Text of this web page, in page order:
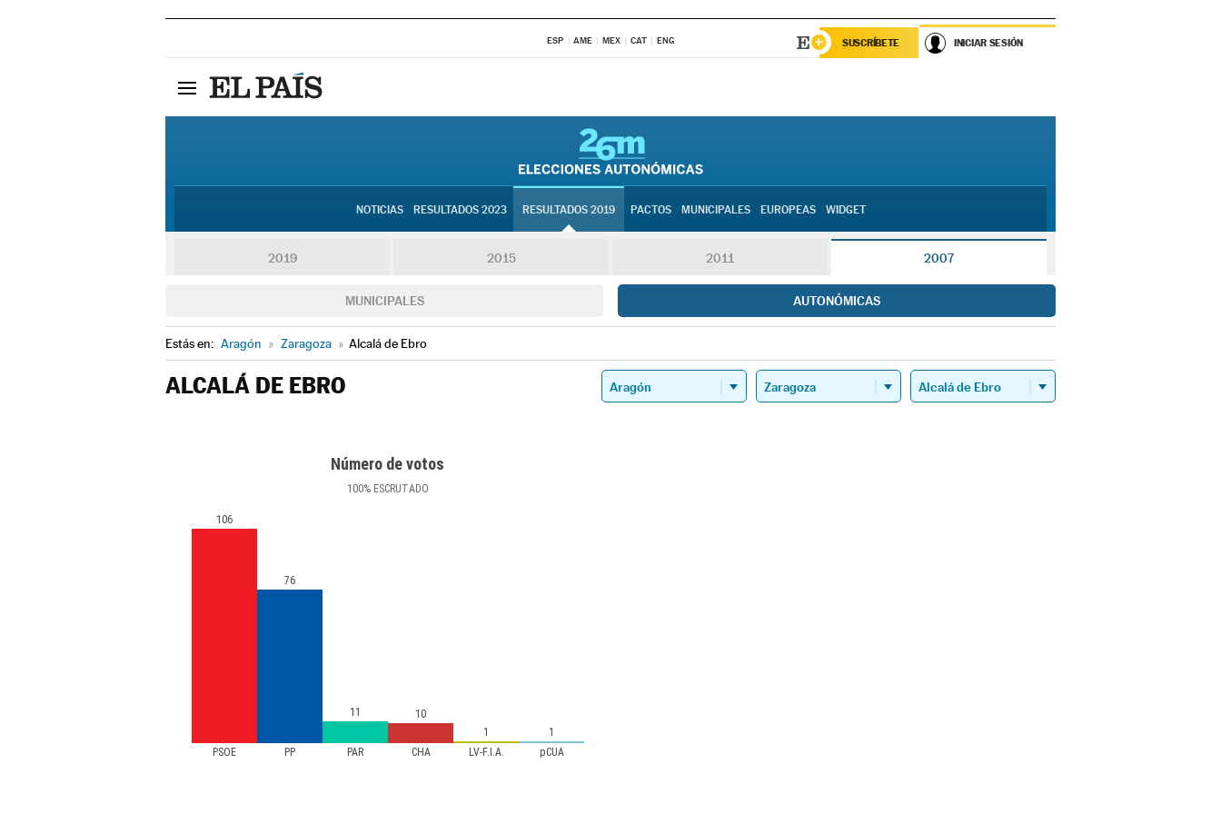
ESP AME MEX CAT ENG SUSCRÍBETE INICIAR SESIÓN
NOTICIAS RESULTADOS 2023 RESULTADOS 2019 PACTOS MUNICIPALES EUROPEAS WIDGET
2019 2015 2011 2007
MUNICIPALES AUTONÓMICAS
Estás en: Aragón » Zaragoza » Alcalá de Ebro
ALCALÁ DE EBRO
Número de votos
100%ESCRUTADO
PSOE PP PAR CHA LV-F.I.A. pCUA
106
76
11
10
1
1